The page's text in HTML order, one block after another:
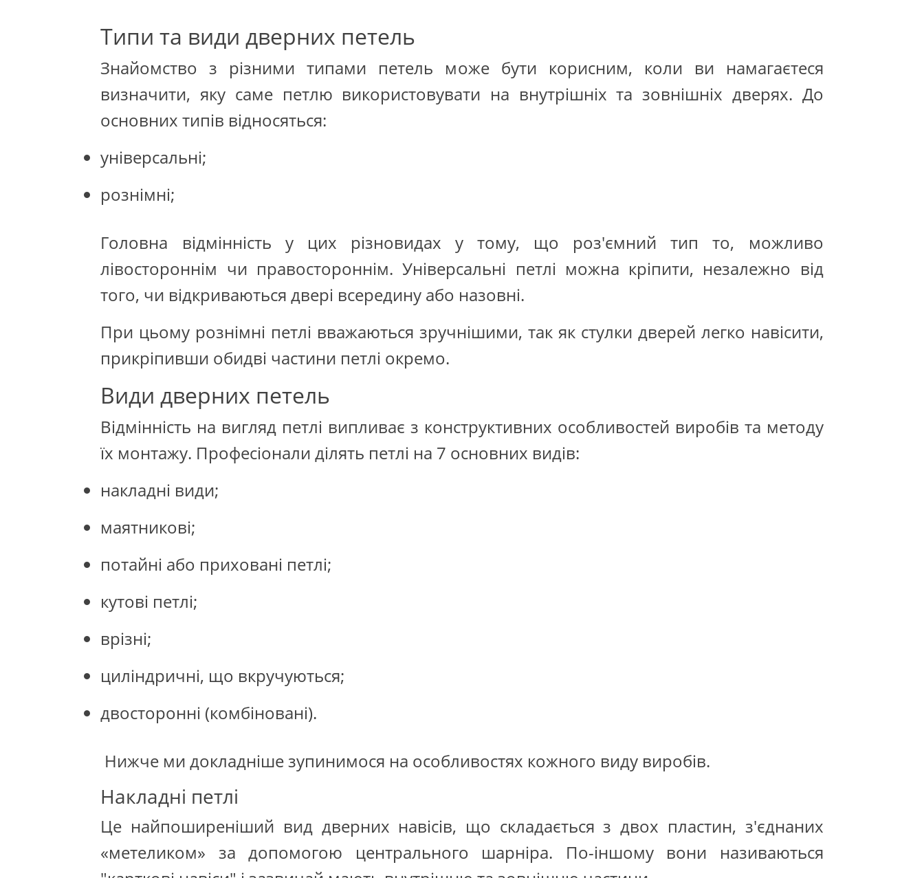
Типи та види дверних петель
Знайомство з різними типами петель може бути корисним, коли ви намагаєтеся
визначити, яку саме петлю використовувати на внутрішніх та зовнішніх дверях. До
основних типів відносяться:
універсальні;
рознімні;
Головна відмінність у цих різновидах у тому, що роз'ємний тип то, можливо
лівостороннім чи правостороннім. Універсальні петлі можна кріпити, незалежно від
того, чи відкриваються двері всередину або назовні.
При цьому рознімні петлі вважаються зручнішими, так як стулки дверей легко навісити,
прикріпивши обидві частини петлі окремо.
Види дверних петель
Відмінність на вигляд петлі випливає з конструктивних особливостей виробів та методу
їх монтажу. Професіонали ділять петлі на 7 основних видів:
накладні види;
маятникові;
потайні або приховані петлі;
кутові петлі;
врізні;
циліндричні, що вкручуються;
двосторонні (комбіновані).
Нижче ми докладніше зупинимося на особливостях кожного виду виробів.
Накладні петлі
Це найпоширеніший вид дверних навісів, що складається з двох пластин, з'єднаних
«метеликом» за допомогою центрального шарніра. По-іншому вони називаються